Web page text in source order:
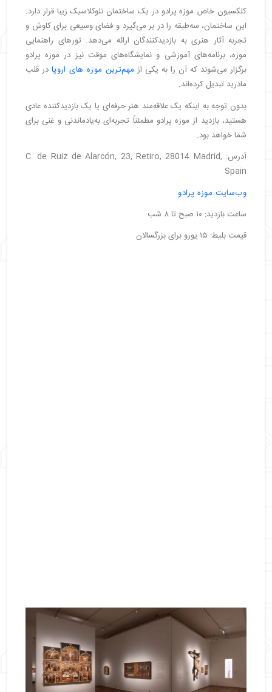
کلکسیون خاص موزه پرادو در یک ساختمان نئوکلاسیک زیبا قرار دارد.
این ساختمان، سه‌طبقه را در بر می‌گیرد و فضای وسیعی برای کاوش و
تجربه آثار هنری به بازدیدکنندگان ارائه می‌دهد. تورهای راهنمایی
موزه، برنامه‌های آموزشی و نمایشگاه‌های موقت نیز در موزه پرادو
برگزار می‌شوند که آن را به یکی از مهم‌ترین موزه‌ های اروپا در قلب
مادرید تبدیل کرده‌اند.
بدون توجه به اینکه یک علاقه‌مند هنر حرفه‌ای یا یک بازدیدکننده عادی
هستید، بازدید از موزه پرادو مطمئناً تجربه‌ای به‌یادماندنی و غنی برای
شما خواهد بود.
آدرس: C. de Ruiz de Alarcón, 23, Retiro, 28014 Madrid,
Spain
وب‌سایت موزه پرادو
ساعت بازدید: ۱۰ صبح تا ۸ شب
قیمت بلیط: ۱۵ یورو برای بزرگسالان